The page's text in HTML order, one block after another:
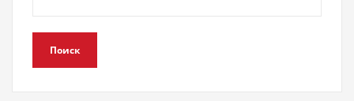
Поиск